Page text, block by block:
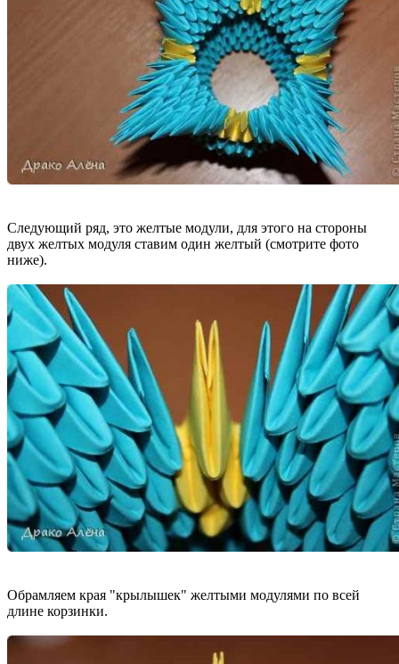
Следующий ряд, это желтые модули, для этого на стороны
двух желтых модуля ставим один желтый (смотрите фото
ниже).
Обрамляем края "крылышек" желтыми модулями по всей
длине корзинки.